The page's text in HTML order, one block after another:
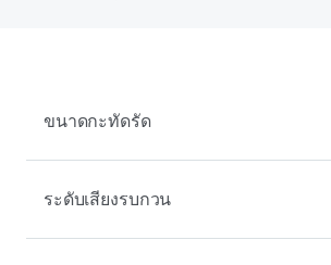
ขนาดกะทัดรัด
ระดับเสียงรบกวน